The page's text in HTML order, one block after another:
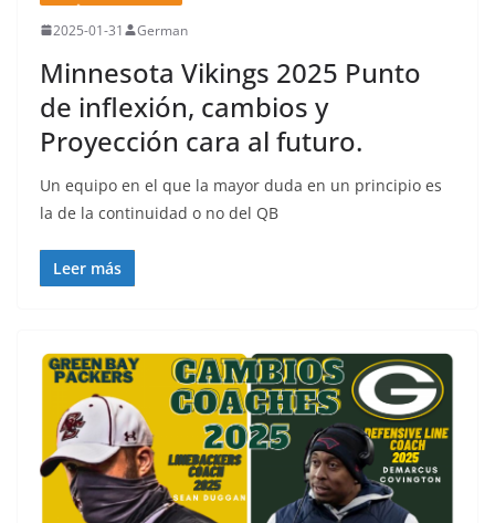
2025-01-31 German
Minnesota Vikings 2025 Punto
de inflexión, cambios y
Proyección cara al futuro.
Un equipo en el que la mayor duda en un principio es
la de la continuidad o no del QB
Leer más